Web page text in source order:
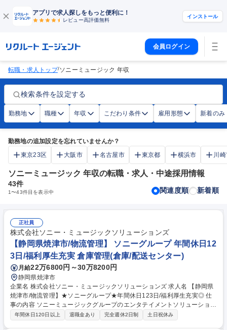
アプリで求人探しをもっと便利に！
レビュー高評価無料
インストール
会員ログイン
転職・求人トップ/ソニーミュージック 年収
検索条件を設定する
勤務地 職種 年収 こだわり条件 雇用形態 新着のみ
勤務地の追加設定を忘れていませんか？
東京23区
大阪市 名古屋市 東京都 横浜市 川
ソニーミュージック 年収の転職・求人・中途採用情報
43件
1〜43件目を表示中 関連度順 新着順
正社員
株式会社ソニー・ミュージックソリューションズ
【静岡県焼津市/物流管理】 ソニーグループ 年間休日12
3日/福利厚生充実 倉庫管理(倉庫/配送センター)
月給22万6800円～30万8200円
静岡県焼津市
企業名 株式会社ソニー・ミュージックソリューションズ 求人名 【静岡県
焼津市/物流管理】★ソニーグループ★年間休日123日/福利厚生充実◎ 仕
事の内容 ソニーミュージックグループのエンタテイメントソリューション
事業を担う当社にて、物流管理業務をお任せ致します。 （業務）変更の範
年間休日120日以上 退職金あり 完全週休2日制 土日祝休み